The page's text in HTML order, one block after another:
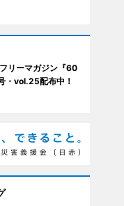
リーマガジン『60
・vol.25配布中！